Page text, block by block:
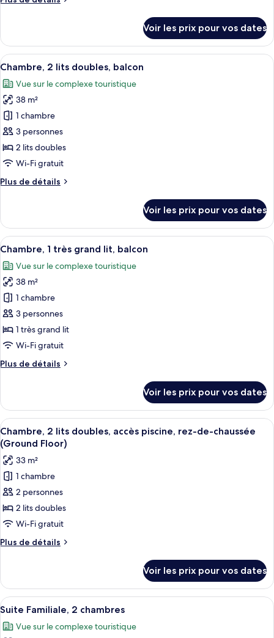
chambre :
lits
doubles
le
type
de
Chambre,
2
lits
doubles
Voir les prix pour vos dates
Afficher
toutes
les
photos
pour
ce
type
de
chambre :
Chambre,
doubles,
balcon
Une chambre d’hôtel avec deux lits,
10
Chambre, 2 lits doubles, balcon
Vue sur le complexe touristique
38 m²
1 chambre
3 personnes
2 lits doubles
Wi-Fi gratuit
Plus de détails
Plus
le
type
de
Chambre,
2
lits
doubles,
balcon
Voir les prix pour vos dates
Afficher
toutes
les
photos
pour
ce
type
de
chambre :
Chambre,
grand
lit,
balcon
Une chambre d’hôtel moderne
10
Chambre, 1 très grand lit, balcon
Vue sur le complexe touristique
38 m²
1 chambre
3 personnes
1 très grand lit
Wi-Fi gratuit
Plus de détails
Plus
le
type
de
chambre
Chambre,
très
grand
lit,
balcon
Voir les prix pour vos dates
Afficher
toutes
les
photos
pour
ce
type
de
chambre :
Chambre,
lits
doubles,
accès
piscine,
rez-
Une chambre d’hôtel avec deux lits,
8
Chambre, 2 lits doubles, accès piscine, rez-de-chaussée
(Ground Floor)
33 m²
1 chambre
2 personnes
2 lits doubles
Wi-Fi gratuit
Plus de détails
Plus
le
type
de
Chambre,
Voir les prix pour vos dates
Afficher
toutes
les
Une chambre d’hôtel moderne
13
Suite Familiale, 2 chambres
Vue sur le complexe touristique